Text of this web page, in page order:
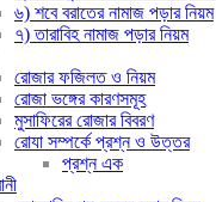
৬) শবে বরাতের নামাজ পড়ার নিয়ম
৭) তারাবিহ নামাজ পড়ার নিয়ম
রোজার ফজিলত ও নিয়ম
রোজা ভঙ্গের কারণসমূহ
মুসাফিরের রোজার বিবরণ
রোযা সম্পর্কে প্রশ্ন ও উত্তর
প্রশ্ন এক